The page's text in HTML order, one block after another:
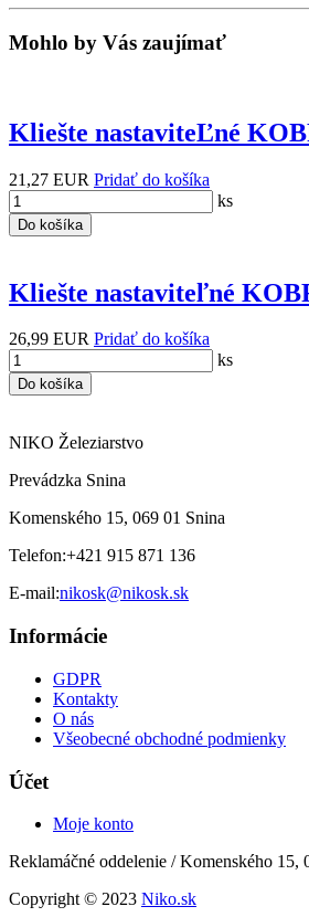
Mohlo by Vás zaujímať
Kliešte nastaviteĽné
21,27 EUR Pridať do košíka
ks
Do košíka
Kliešte nastaviteľné
26,99 EUR Pridať do košíka
ks
Do košíka
NIKO Železiarstvo
Prevádzka Snina
Komenského 15, 069 01 Snina
Telefon:+421 915 871 136
E-mail:nikosk@nikosk.sk
Informácie
GDPR
Kontakty
O nás
Všeobecné obchodné podmienky
Účet
Moje konto
Reklamáčné oddelenie / Komenského
Copyright © 2023 Niko.sk